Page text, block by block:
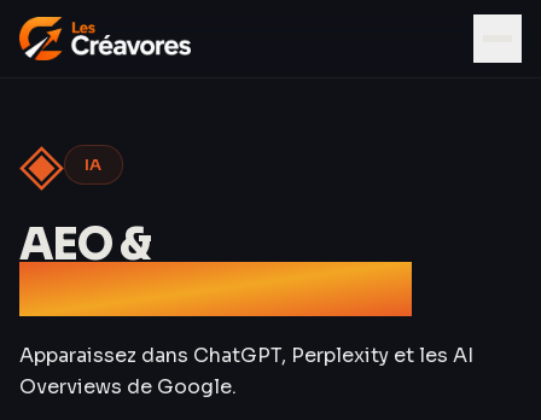
◈ IA
AEO &
Référencement IA
Apparaissez dans ChatGPT, Perplexity et les AI
Overviews de Google.